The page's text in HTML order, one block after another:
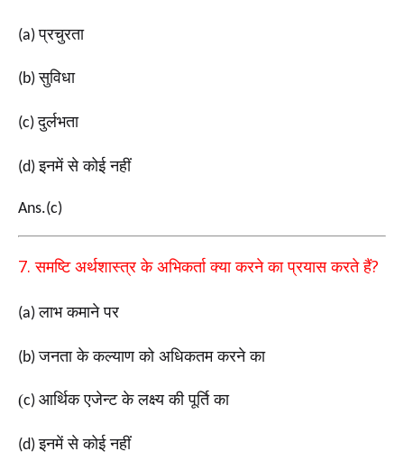
(a)प्रचुरता
(b)सुविधा
(c)दुर्लभता
(d)इनमें से कोई नहीं
Ans.(c)
7.समष्टि अर्थशास्त्र के अभिकर्ता क्या करने का प्रयास करते हैं?
(a)लाभ कमाने पर
(b)जनता के कल्याण को अधिकतम करने का
(c) आर्थिक एजेन्ट के लक्ष्य की पूर्ति का
(d)इनमें से कोई नहीं